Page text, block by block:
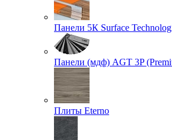
Панели 5К Surface
Панели (мдф) AGT 3P
Плиты Eterno